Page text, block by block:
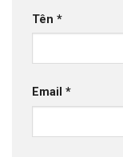
Tên *
Email *